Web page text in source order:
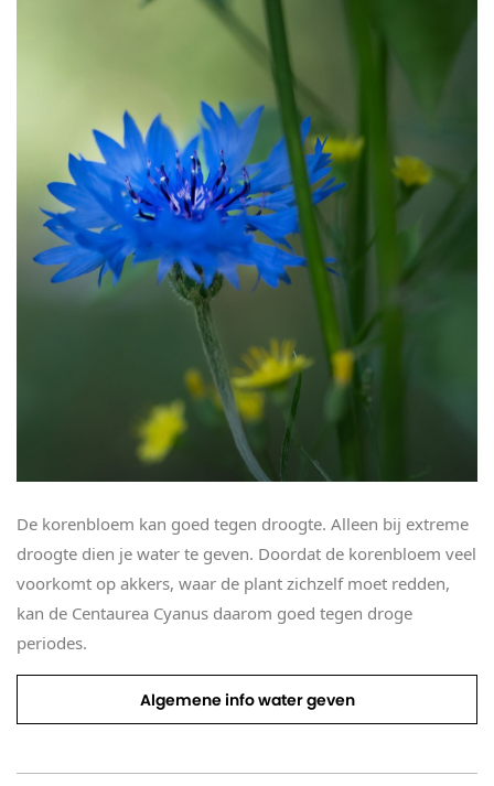
De korenbloem kan goed tegen droogte. Alleen bij extreme
droogte dien je water te geven. Doordat de korenbloem veel
voorkomt op akkers, waar de plant zichzelf moet redden,
kan de Centaurea Cyanus daarom goed tegen droge
periodes.
Algemene info water geven